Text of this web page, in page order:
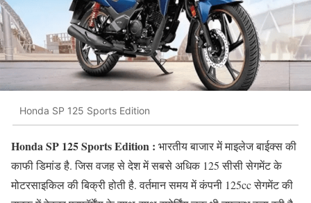
Honda SP 125 Sports Edition
Honda SP 125 Sports Edition : भारतीय बाजार में माइलेज बाईक्स की
काफी डिमांड है. जिस वजह से देश में सबसे अधिक 125 सीसी सेगमेंट के
मोटरसाइकिल की बिक्री होती है. वर्तमान समय में कंपनी 125cc सेगमेंट की